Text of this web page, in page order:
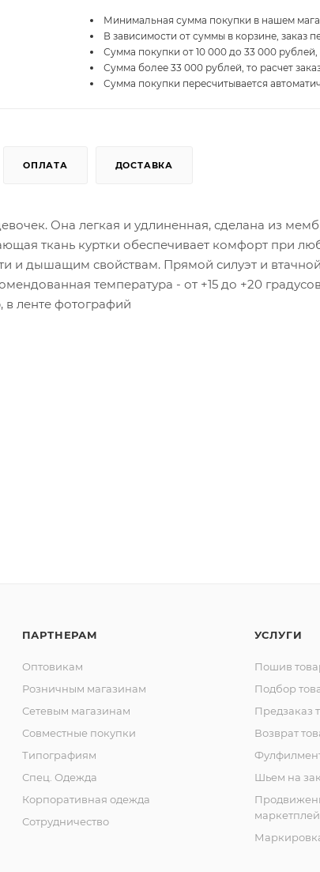
Минимальная сумма покупки в нашем
В зависимости от суммы в корзине, заказ
Сумма покупки от 10 000 до 33 000 рублей,
Сумма более 33 000 рублей, то расчет
Сумма покупки пересчитывается
ОПЛАТА ДОСТАВКА
Она легкая и удлиненная, сделана из
ткань куртки обеспечивает комфорт при
и дышащим свойствам. Прямой силуэт и втачной
температура - от +15 до +20
в ленте фотографий
ПАРТНЕРАМ
Оптовикам
Розничным магазинам
Сетевым магазинам
Совместные покупки
Типографиям
Спец. Одежда
Корпоративная одежда
Сотрудничество
УСЛУГИ
Пошив
Подбор
Предзаказ
Возврат
Шьем на